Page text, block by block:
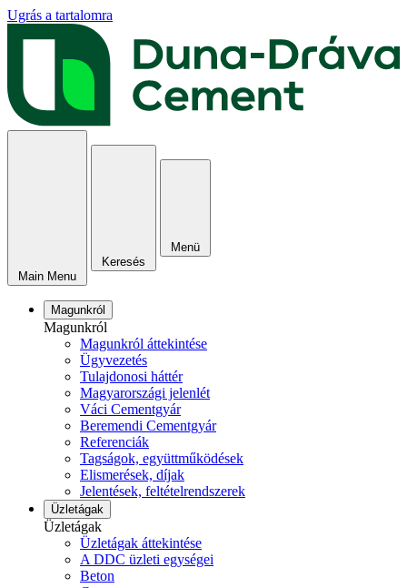
Ugrás a tartalomra
Main Menu
Keresés
Menü
Magunkról
Magunkról
Magunkról áttekintése
Ügyvezetés
Tulajdonosi háttér
Magyarországi jelenlét
Váci Cementgyár
Beremendi Cementgyár
Referenciák
Tagságok, együttműködések
Elismerések, díjak
Jelentések, feltételrendszerek
Üzletágak
Üzletágak
Üzletágak áttekintése
A DDC üzleti egységei
Beton